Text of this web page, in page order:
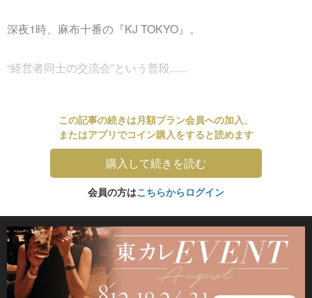
深夜1時、麻布十番の『KJ TOKYO』。
“経営者同士の交流会”という普段......
この記事の続きは月額プラン会員への加入、
またはアプリでコイン購入をすると読めます
購入して続きを読む
会員の方はこちらからログイン